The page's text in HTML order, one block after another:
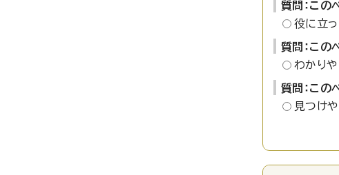
質問：この
役に立
質問：この
わかり
質問：この
見つけ